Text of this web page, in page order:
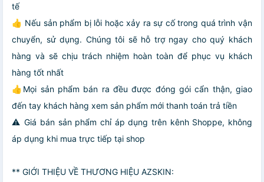
tế
👍 Nếu sản phẩm bị lỗi hoặc xảy ra sự cố trong quá trình vận
chuyển, sử dụng. Chúng tôi sẽ hỗ trợ ngay cho quý khách
hàng và sẽ chịu trách nhiệm hoàn toàn để phục vụ khách
hàng tốt nhất
👍Mọi sản phẩm bán ra đều được đóng gói cẩn thận, giao
đến tay khách hàng xem sản phẩm mới thanh toán trả tiền
⚠️ Giá bán sản phẩm chỉ áp dụng trên kênh Shoppe, không
áp dụng khi mua trực tiếp tại shop
** GIỚI THIỆU VỀ THƯƠNG HIỆU AZSKIN: